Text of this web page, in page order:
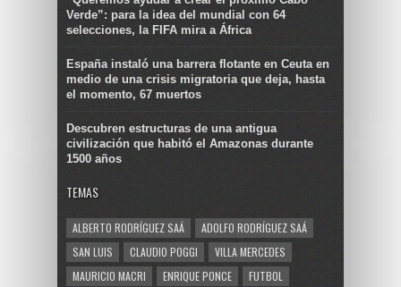
Verde”: para la idea del mundial con 64
selecciones, la FIFA mira a África
España instaló una barrera flotante en Ceuta en
medio de una crisis migratoria que deja, hasta
el momento, 67 muertos
Descubren estructuras de una antigua
civilización que habitó el Amazonas durante
1500 años
TEMAS
ALBERTO RODRÍGUEZ SAÁ
ADOLFO RODRÍGUEZ SAÁ
SAN LUIS
CLAUDIO POGGI
VILLA MERCEDES
MAURICIO MACRI
ENRIQUE PONCE FUTBOL